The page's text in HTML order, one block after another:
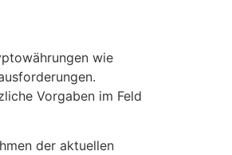
wie
Vorgaben im Feld
der aktuellen